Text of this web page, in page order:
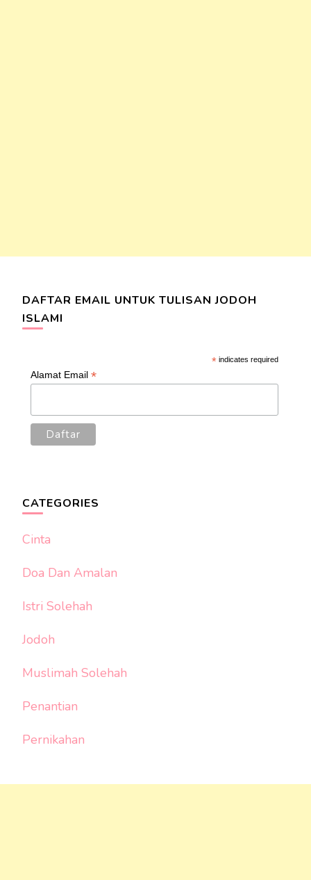
DAFTAR EMAIL UNTUK TULISAN JODOH
ISLAMI
* indicates required
Alamat Email *
CATEGORIES
Cinta
Doa Dan Amalan
Istri Solehah
Jodoh
Muslimah Solehah
Penantian
Pernikahan